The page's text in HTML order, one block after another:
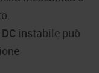
instabile può